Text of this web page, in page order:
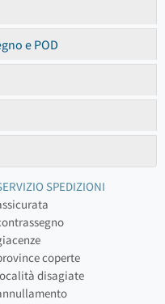
e POD
SPEDIZIONI
coperte
disagiate